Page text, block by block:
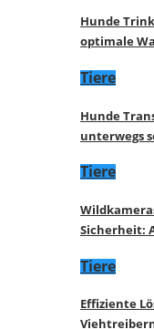
Hunde
optimale
Tiere
Hunde
unterwegs
Tiere
Sicherheit:
Tiere
Effiziente